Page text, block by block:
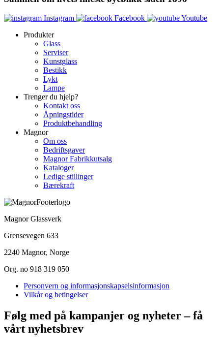
Instagram Facebook
Youtube
Produkter
Glass
Serviser
Kunstglass
Bestikk
Lykt
Lampe
Trenger du hjelp?
Kontakt oss
Åpningstider
Produktbehandling
Magnor
Om oss
Bedriftsgaver
Magnor Fabrikkutsalg
Kataloger
Ledige stillinger
Bærekraft
Magnor Glassverk
Grensevegen 633
2240 Magnor, Norge
Org. no 918 319 050
Personvern og informasjonskapselsinformasjon
Vilkår og betingelser
Følg med på kampanjer og nyheter – få
vårt nyhetsbrev